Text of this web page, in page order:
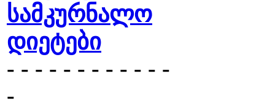
სამკურნალო
დიეტები
- - - - - - - - - - - -
-